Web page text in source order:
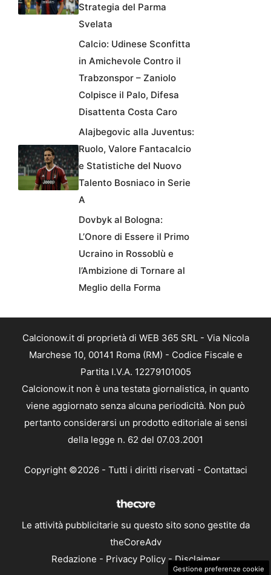
Strategia del Parma
Svelata
Calcio: Udinese Sconfitta
in Amichevole Contro il
Trabzonspor – Zaniolo
Colpisce il Palo, Difesa
Disattenta Costa Caro
Alajbegovic alla Juventus:
Ruolo, Valore Fantacalcio
e Statistiche del Nuovo
Talento Bosniaco in Serie
A
Dovbyk al Bologna:
L’Onore di Essere il Primo
Ucraino in Rossoblù e
l’Ambizione di Tornare al
Meglio della Forma
Calcionow.it di proprietà di WEB 365 SRL - Via Nicola
Marchese 10, 00141 Roma (RM) - Codice Fiscale e
Partita I.V.A. 12279101005
Calcionow.it non è una testata giornalistica, in quanto
viene aggiornato senza alcuna periodicità. Non può
pertanto considerarsi un prodotto editoriale ai sensi
della legge n. 62 del 07.03.2001
Copyright ©2026 - Tutti i diritti riservati - Contattaci
Le attività pubblicitarie su questo sito sono gestite da
theCoreAdv
Redazione - Privacy Policy-Disclaimer
Gestione preferenze cookie